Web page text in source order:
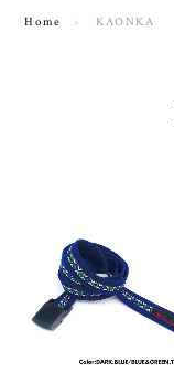
Home KAONKA